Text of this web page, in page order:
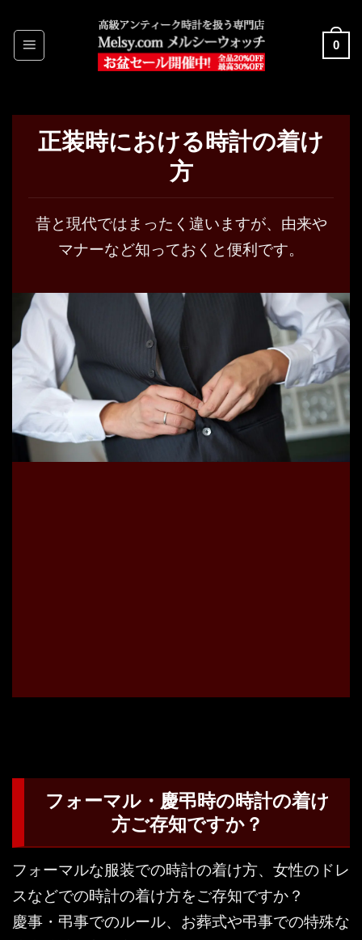
to
content
0
正装時における時計の着け
方
昔と現代ではまったく違いますが、由来や
マナーなど知っておくと便利です。
フォーマル・慶弔時の時計の着け
方ご存知ですか？
フォーマルな服装での時計の着け方、女性のドレ
スなどでの時計の着け方をご存知ですか？
慶事・弔事でのルール、お葬式や弔事での特殊な